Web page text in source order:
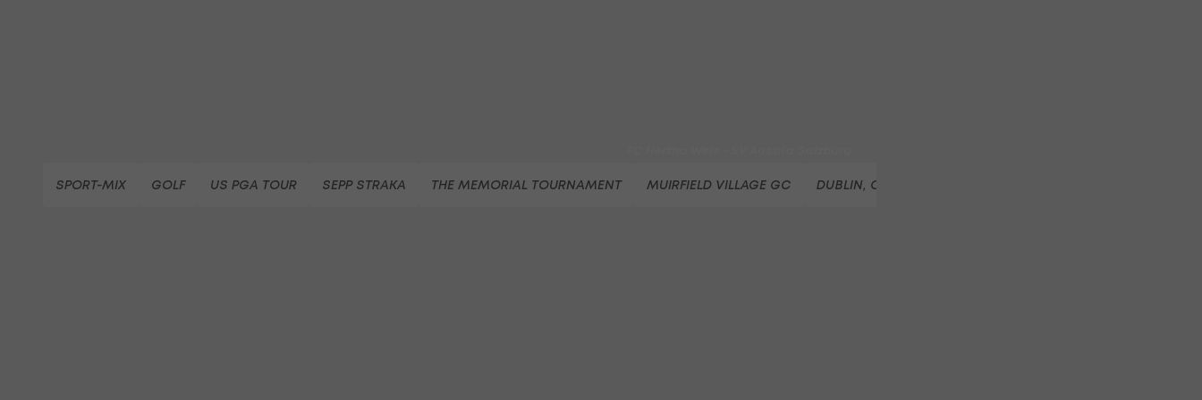
SPORT-MIX GOLF US PGA TOUR SEPP STRAKA THE MEMORIAL TOURNAMENT MUIRFIELD VILLAGE GC DUBLIN, OHIO